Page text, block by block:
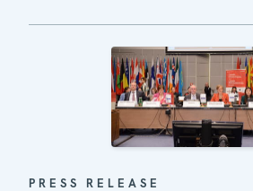
PRESS RELEASE